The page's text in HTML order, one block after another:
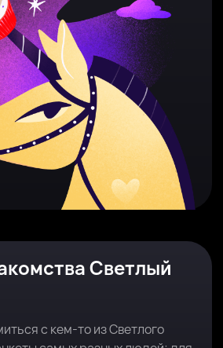
Светлый
с кем-то из Светлого